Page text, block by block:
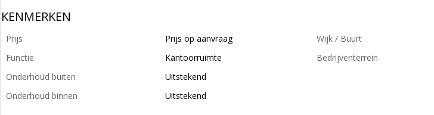
KENMERKEN
Prijs
Prijs op aanvraag
Functie
Kantoorruimte
Onderhoud buiten
Uitstekend
Onderhoud binnen
Uitstekend
Wijk / Buurt
Bedrijventerrein